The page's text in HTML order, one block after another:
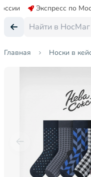
Экспресс по
Главная Носки в